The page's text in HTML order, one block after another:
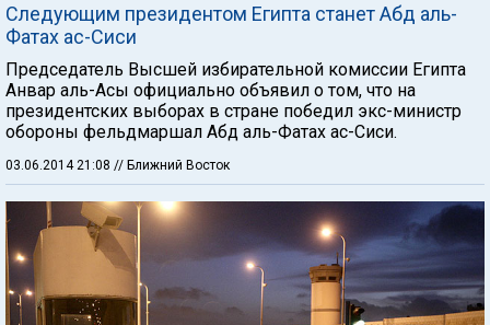
Следующим президентом Египта станет Абд аль-
Фатах ас-Сиси
Председатель Высшей избирательной комиссии Египта
Анвар аль-Асы официально объявил о том, что на
президентских выборах в стране победил экс-министр
обороны фельдмаршал Абд аль-Фатах ас-Сиси.
03.06.2014 21:08 // Ближний Восток